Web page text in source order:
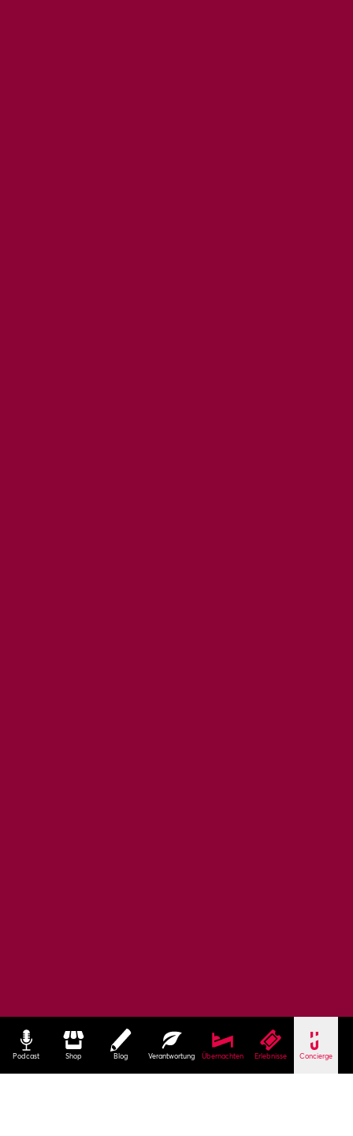
Podcast Shop Blog Verantwortung Übernachten Erlebnisse Concierge